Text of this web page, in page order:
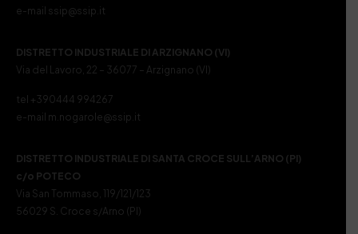
e-mail ssip@ssip.it
DISTRETTO INDUSTRIALE DI ARZIGNANO (VI)
Via del Lavoro, 22 – 36077 – Arzignano (VI)
tel +390444 994267
e-mail m.nogarole@ssip.it
DISTRETTO INDUSTRIALE DI SANTA CROCE SULL’ARNO (PI)
c/o POTECO
Via San Tommaso, 119/121/123
56029 S. Croce s/Arno (PI)